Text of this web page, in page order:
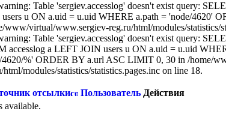
Table 'sergiev.accesslog' doesn't exist query:
u ON a.uid = u.uid WHERE a.path = 'node/4620'
www/virtual/www.sergiev-reg.ru/html/modules/statistics/
Table 'sergiev.accesslog' doesn't exist query:
accesslog a LEFT JOIN users u ON a.uid = u.uid
4620/%' ORDER BY a.url ASC LIMIT 0, 30 in /home/
html/modules/statistics/statistics.pages.inc on line 18.
отсылки Пользователь Действия
available.